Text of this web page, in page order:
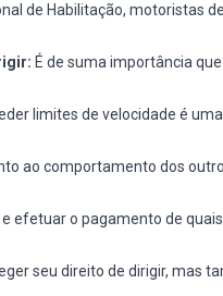
de Habilitação, motoristas
É de suma importância
limites de velocidade é
ao comportamento dos
efetuar o pagamento de
seu direito de dirigir, mas